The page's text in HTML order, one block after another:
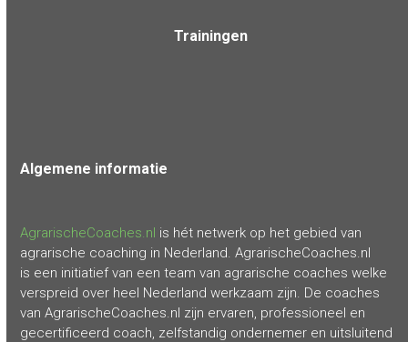
Trainingen
Algemene informatie
AgrarischeCoaches.nl is hét netwerk op het gebied van
agrarische coaching in Nederland. AgrarischeCoaches.nl
is een initiatief van een team van agrarische coaches welke
verspreid over heel Nederland werkzaam zijn. De coaches
van AgrarischeCoaches.nl zijn ervaren, professioneel en
gecertificeerd coach, zelfstandig ondernemer en uitsluitend